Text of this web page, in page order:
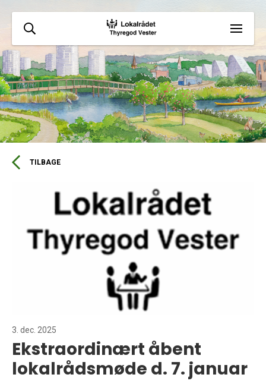
TILBAGE
3. dec. 2025
Ekstraordinært åbent
lokalrådsmøde d. 7. januar